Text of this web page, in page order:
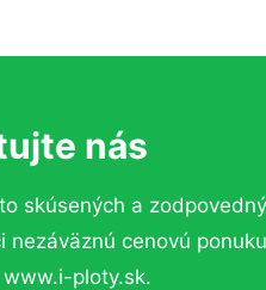
nás
skúsených a
cenovú
ploty.sk.